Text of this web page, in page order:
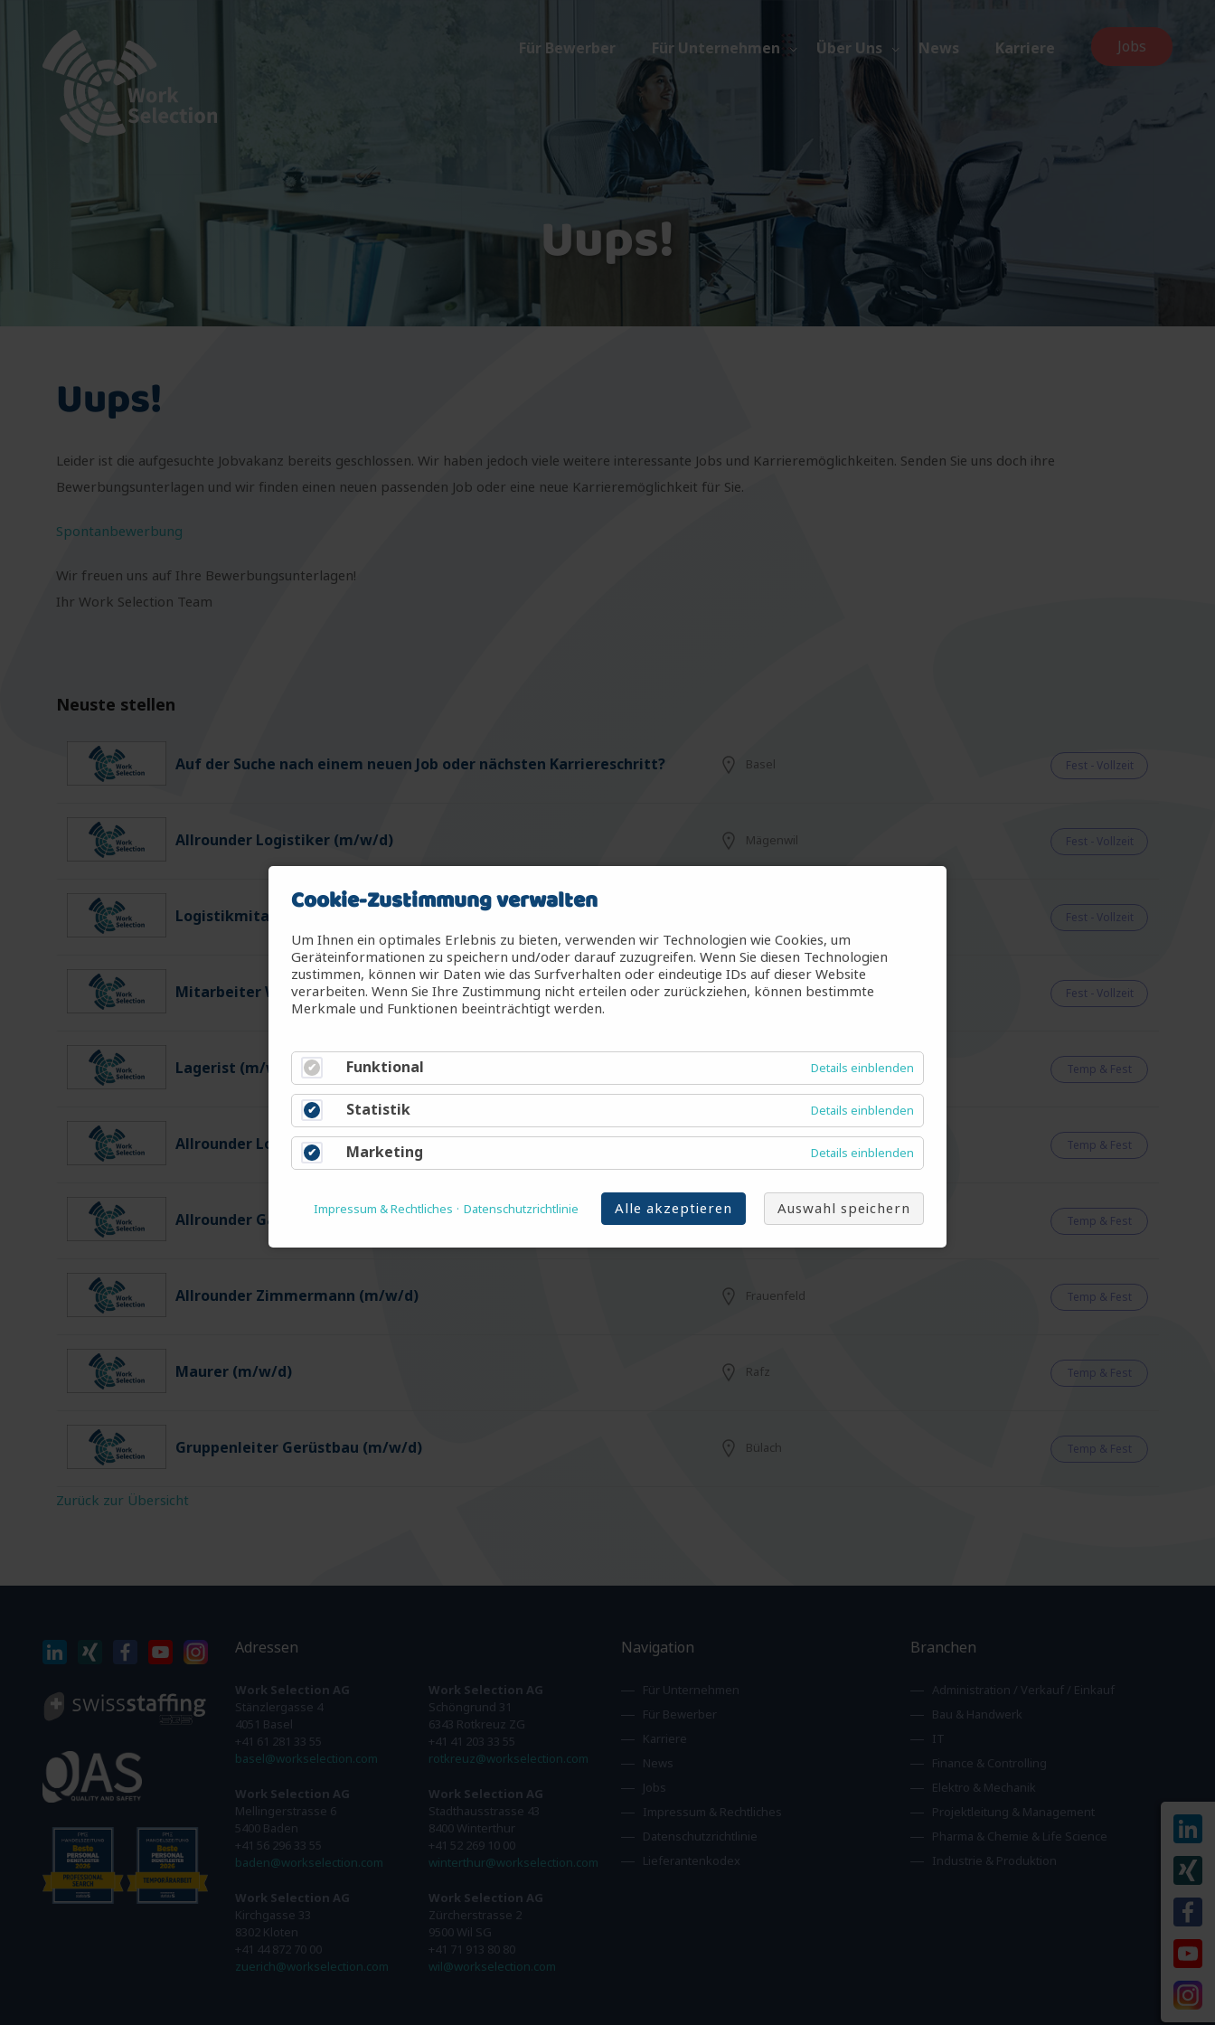
Jobs
Für Bewerber Für Unternehmen Über Uns News Karriere
Uups!
Uups!
Leider ist die aufgesuchte Jobvakanz bereits geschlossen. Wir haben jedoch viele weitere interessante Jobs und Karrieremöglichkeiten. Senden Sie uns doch ihre
Bewerbungsunterlagen und wir finden einen neuen passenden Job oder eine neue Karrieremöglichkeit für Sie.
Spontanbewerbung
Wir freuen uns auf Ihre Bewerbungsunterlagen!
Ihr Work Selection Team
Neuste stellen
Auf der Suche nach einem neuen Job oder nächsten Karriereschritt? Basel Fest - Vollzeit
Allrounder Logistiker (m/w/d) Mägenwil Fest - Vollzeit
Logistikmitarbeiter (m/w/d) Fest - Vollzeit
Mitarbeiter Warenein-/ausgang (m/w/d) Mägenwil Fest - Vollzeit
Lagerist (m/w/d) Temp & Fest
Allrounder Logistiker (m/w/d) Temp & Fest
Allrounder Gartenbau (m/w/d) Arbon Temp & Fest
Allrounder Zimmermann (m/w/d) Frauenfeld Temp & Fest
Maurer (m/w/d) Rafz Temp & Fest
Gruppenleiter Gerüstbau (m/w/d) Bülach Temp & Fest
Zurück zur Übersicht
Adressen
Work Selection AG
Stänzlergasse 4
4051 Basel
+41 61 281 33 55
basel@workselection.com
Work Selection AG
Mellingerstrasse 6
5400 Baden
+41 56 296 33 55
baden@workselection.com
Work Selection AG
Kirchgasse 33
8302 Kloten
+41 44 872 70 00
zuerich@workselection.com
Work Selection AG
Schöngrund 31
6343 Rotkreuz ZG
+41 41 203 33 55
rotkreuz@workselection.com
Work Selection AG
Stadthausstrasse 43
8400 Winterthur
+41 52 269 10 00
winterthur@workselection.com
Work Selection AG
Zürcherstrasse 2
9500 Wil SG
+41 71 913 80 80
wil@workselection.com
Navigation
Für Unternehmen
Für Bewerber
Karriere
News
Jobs
Impressum & Rechtliches
Datenschutzrichtlinie
Lieferantenkodex
Branchen
Administration / Verkauf / Einkauf
Bau & Handwerk
IT
Finance & Controlling
Elektro & Mechanik
Projektleitung & Management
Pharma & Chemie & Life Science
Industrie & Produktion
Cookie-Zustimmung verwalten
Um Ihnen ein optimales Erlebnis zu bieten, verwenden wir Technologien wie Cookies, um
Geräteinformationen zu speichern und/oder darauf zuzugreifen. Wenn Sie diesen Technologien
zustimmen, können wir Daten wie das Surfverhalten oder eindeutige IDs auf dieser Website
verarbeiten. Wenn Sie Ihre Zustimmung nicht erteilen oder zurückziehen, können bestimmte
Merkmale und Funktionen beeinträchtigt werden.
Funktional Details einblenden
Statistik Details einblenden
Marketing Details einblenden
Auswahl speichern
Alle akzeptieren
Impressum & Rechtliches Datenschutzrichtlinie